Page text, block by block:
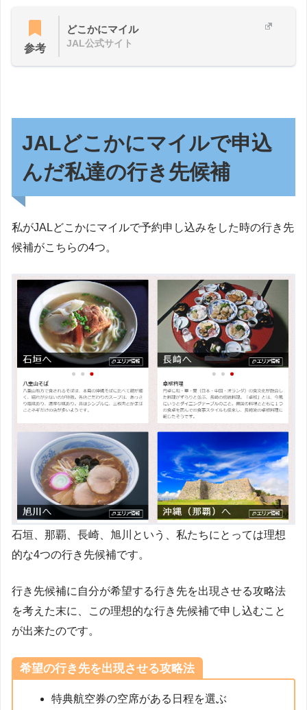
参考
どこかにマイル
JAL公式サイト
JALどこかにマイルで申込
んだ私達の行き先候補
私がJALどこかにマイルで予約申し込みをした時の行き先
候補がこちらの4つ。
石垣、那覇、長崎、旭川という、私たちにとっては理想
的な4つの行き先候補です。
行き先候補に自分が希望する行き先を出現させる攻略法
を考えた末に、この理想的な行き先候補で申し込むこと
が出来たのです。
希望の行き先を出現させる攻略法
特典航空券の空席がある日程を選ぶ